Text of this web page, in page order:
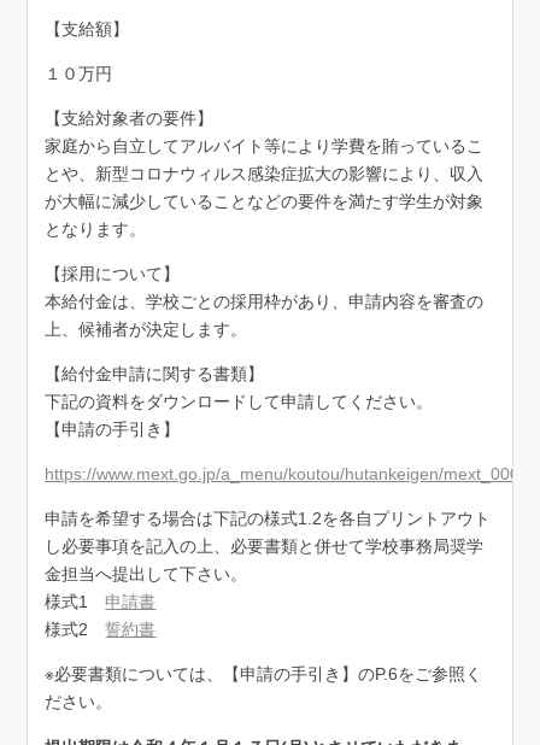
【支給額】
１０万円
【支給対象者の要件】
家庭から自立してアルバイト等により学費を賄っているこ
とや、新型コロナウィルス感染症拡大の影響により、収入
が大幅に減少していることなどの要件を満たす学生が対象
となります。
【採用について】
本給付金は、学校ごとの採用枠があり、申請内容を審査の
上、候補者が決定します。
【給付金申請に関する書類】
下記の資料をダウンロードして申請してください。
【申請の手引き】
https://www.mext.go.jp/a_menu/koutou/hutankeigen/
申請を希望する場合は下記の様式1.2を各自プリントアウト
し必要事項を記入の上、必要書類と併せて学校事務局奨学
金担当へ提出して下さい。
様式1 申請書
様式2誓約書
※必要書類については、【申請の手引き】のP.6をご参照く
ださい。